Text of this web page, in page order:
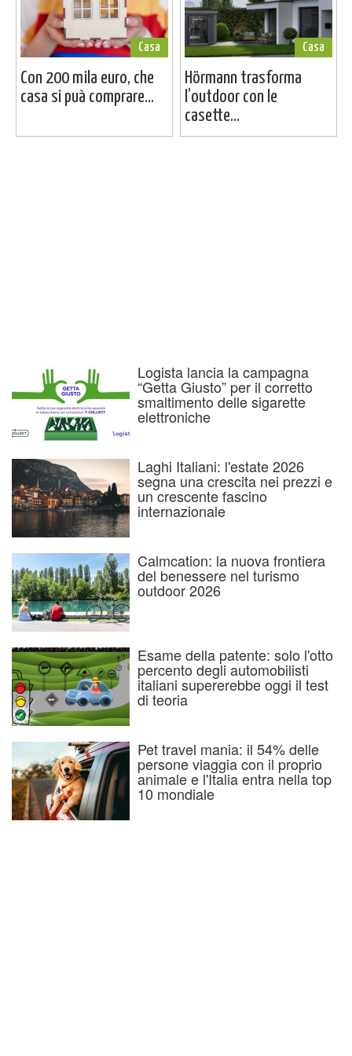
Casa
Con 200 mila euro, che
casa si puà comprare...
Casa
Hörmann trasforma
l’outdoor con le
casette...
Logista lancia la campagna
“Getta Giusto” per il corretto
smaltimento delle sigarette
elettroniche
Laghi Italiani: l'estate 2026
segna una crescita nei prezzi e
un crescente fascino
internazionale
Calmcation: la nuova frontiera
del benessere nel turismo
outdoor 2026
Esame della patente: solo l'otto
percento degli automobilisti
italiani supererebbe oggi il test
di teoria
Pet travel mania: il 54% delle
persone viaggia con il proprio
animale e l'Italia entra nella top
10 mondiale